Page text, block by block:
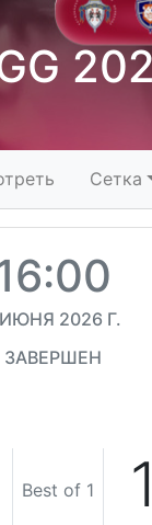
Сетка
2026 Г.
ЗАВЕРШЕН
Best of 1